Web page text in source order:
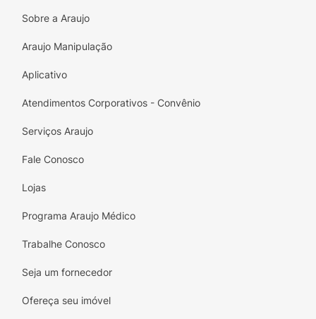
Sobre a Araujo
Araujo Manipulação
Aplicativo
Atendimentos Corporativos - Convênio
Serviços Araujo
Fale Conosco
Lojas
Programa Araujo Médico
Trabalhe Conosco
Seja um fornecedor
Ofereça seu imóvel